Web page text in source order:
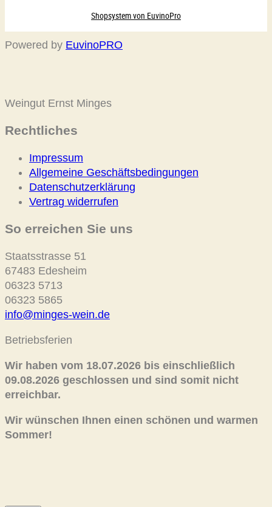
Powered by EuvinoPRO
Weingut Ernst Minges
Rechtliches
Impressum
Allgemeine Geschäftsbedingungen
Datenschutzerklärung
Vertrag widerrufen
So erreichen Sie uns
Staatsstrasse 51
67483 Edesheim
06323 5713
06323 5865
info@minges-wein.de
Betriebsferien
Wir haben vom 18.07.2026 bis einschließlich
09.08.2026 geschlossen und sind somit nicht
erreichbar.
Wir wünschen Ihnen einen schönen und warmen
Sommer!